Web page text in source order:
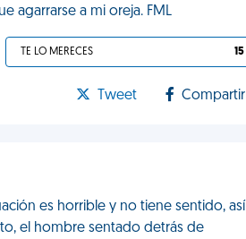
agarrarse a mi oreja. FML
TE LO MERECES 15
Tweet Compartir
es horrible y no tiene sentido, así
el hombre sentado detrás de